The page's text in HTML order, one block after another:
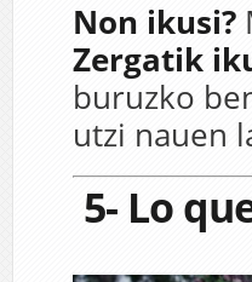
Non ikusi?
Zergatik
buruzko
utzi nauen
5- Lo